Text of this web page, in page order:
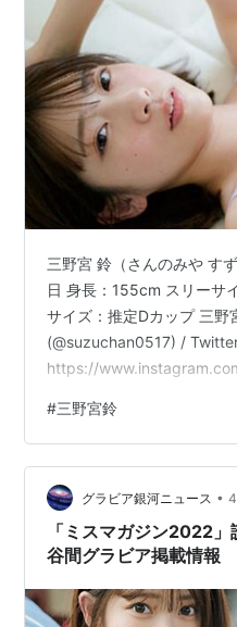
三野宮 鈴（さんのみや す
日 身長：155cm スリーサ
サイズ：推定Dカップ 三野
(@suzuchan0517) /
https://
の時間 ヤンマガデジタル写
Amazon三野宮鈴 ミスマ
２制服グラビア～卒業の
作者:三野宮鈴講談社
グラ…
#三野宮鈴
グラビア銀河ニュース •
「ミスマガジン2022
谷間グラビア掲載情報